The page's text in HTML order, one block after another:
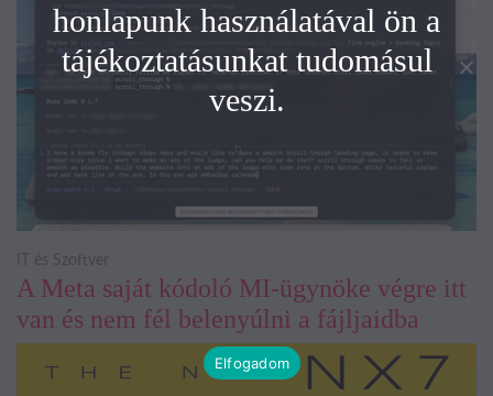
A Meta saját kódoló MI-ügynöke végre itt
van és nem fél belenyúlni a fájljaidba
IT és Szoftver
honlapunk használatával ön a
tájékoztatásunkat tudomásul
veszi.
Elfogadom